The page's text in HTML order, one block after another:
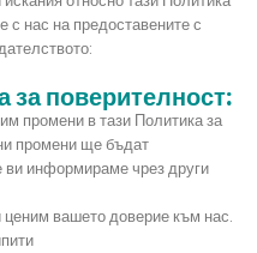
с нас на предоставените с
за поверителност:
промени в тази Политика за
промени ще бъдат
ви информираме чрез други
вашето доверие към нас.